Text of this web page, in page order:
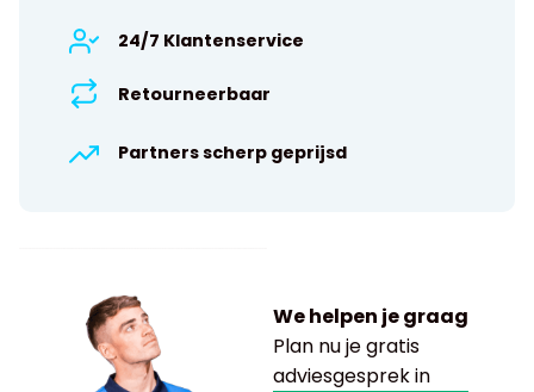
We helpen je graag
Plan nu je gratis
adviesgesprek in
24/7 Klantenservice
Retourneerbaar
Partners scherp geprijsd